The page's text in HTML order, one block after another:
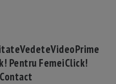
VedeteVideoPrime
Pentru FemeiClick!
Contact